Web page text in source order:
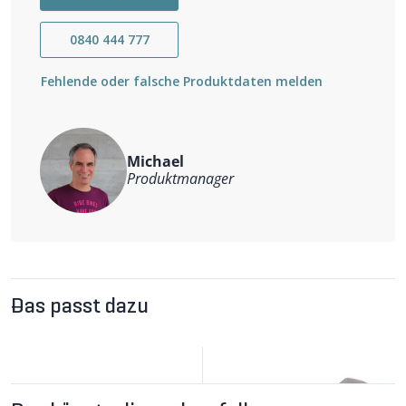
0840 444 777
Fehlende oder falsche Produktdaten melden
Michael
Produktmanager
Das passt dazu